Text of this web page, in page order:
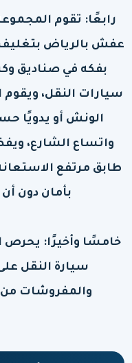
رابعًا: تقوم
عفش بالرياض بتغليف
بفكه في صناديق
سيارات النقل،
الونش أو يدويًا
واتساع الشارع،
طابق مرتفع
بأمان دون
خامسًا وأخيرًا: يحرص
سيارة النقل
والمفروشات من